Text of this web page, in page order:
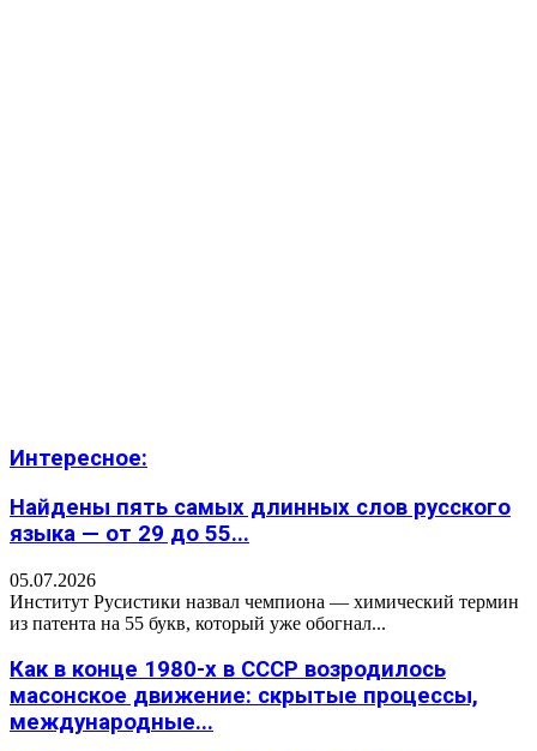
Интересное:
Найдены пять самых длинных слов русского
языка — от 29 до 55...
05.07.2026
Институт Русистики назвал чемпиона — химический термин
из патента на 55 букв, который уже обогнал...
Как в конце 1980-х в СССР возродилось
масонское движение: скрытые процессы,
международные...